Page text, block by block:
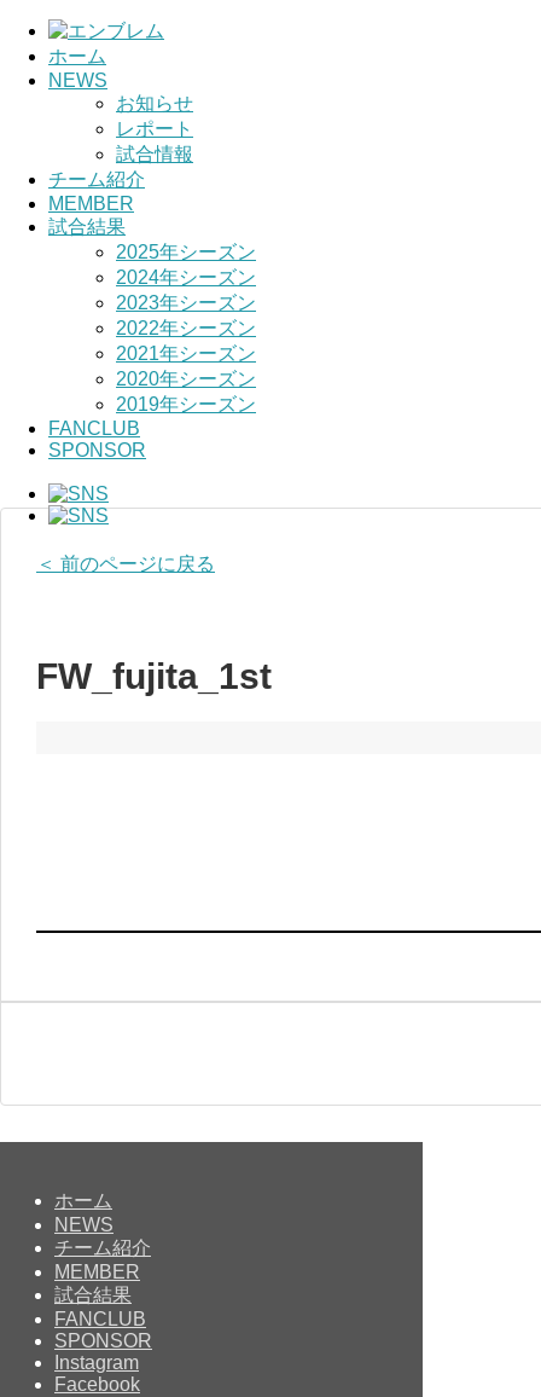
ホーム
NEWS
お知らせ
レポート
試合情報
チーム紹介
MEMBER
試合結果
2025年シーズン
2024年シーズン
2023年シーズン
2022年シーズン
2021年シーズン
2020年シーズン
2019年シーズン
FANCLUB
SPONSOR
＜ 前のページに戻る
FW_fujita_1st
ホーム
NEWS
チーム紹介
MEMBER
試合結果
FANCLUB
SPONSOR
Instagram
Facebook